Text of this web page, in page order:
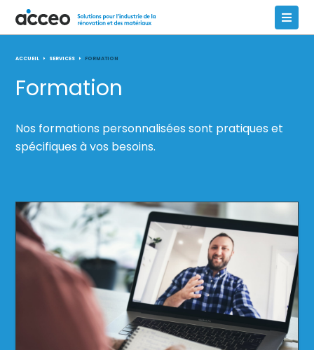
ACCUEIL SERVICES FORMATION
Formation
Nos formations personnalisées sont pratiques et
spécifiques à vos besoins.